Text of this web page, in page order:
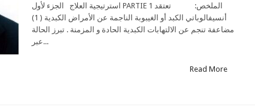
استرتيجية العلاج الجزء لأول PARTIE 1 الملخص: تعتقد
أنسيفالوباتي الكبد أو الغيبوبة الناجمة عن الأمراض الكبدية ( 1)
مضاعفة تنجم عن الالتهابات الكبدية الحادة و المزمنة . تبرز الحالة
عبر...
Read More